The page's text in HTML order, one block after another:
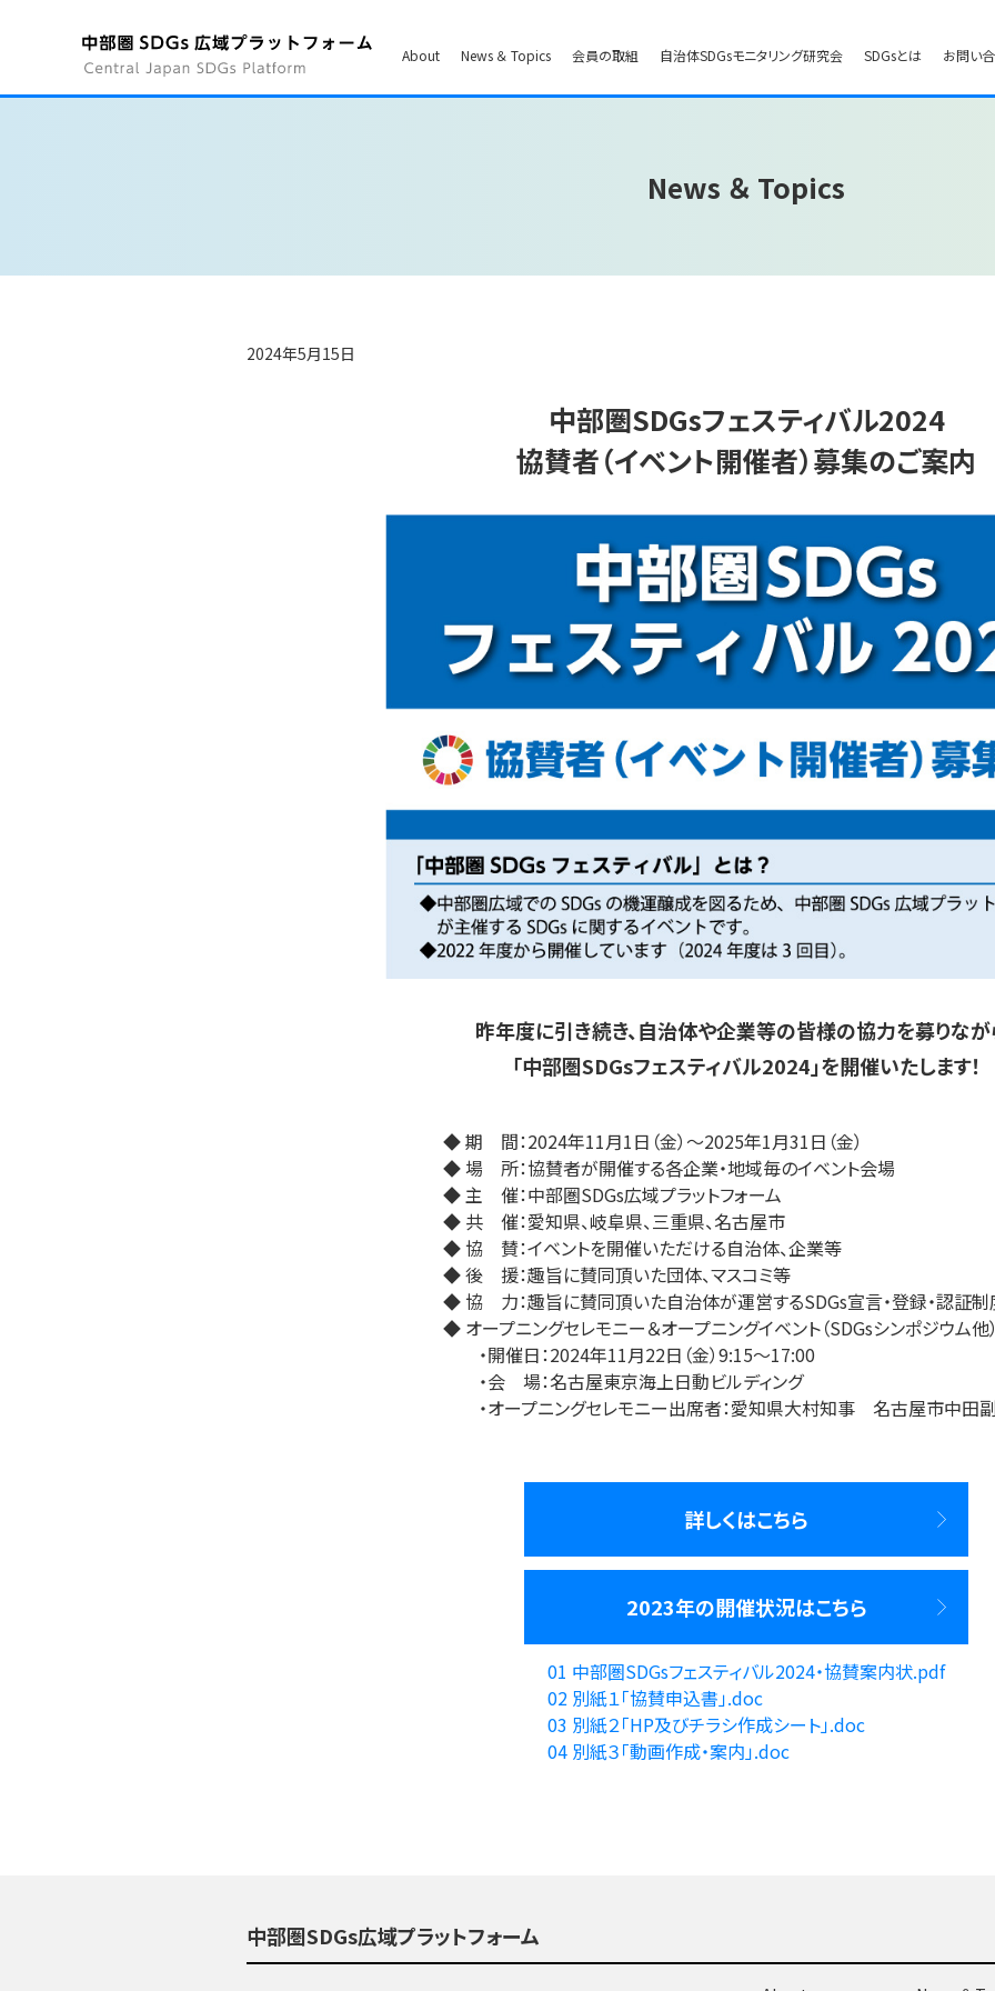
About News ＆ Topics 会員の取組 自治体SDGsモニタリング研究会 SDGsとは お問い
News ＆ Topics
2024年5月15日
中部圏SDGsフェスティバル2024
協賛者（イベント開催者）募集のご案内
昨年度に引き続き、自治体や企業等の皆様の協力を募りなが
「中部圏SDGsフェスティバル2024」を開催いたします！
◆ 期 間：2024年11月1日（金）～2025年1月31日（金）
◆ 場 所：協賛者が開催する各企業・地域毎のイベント会場
◆ 主 催：中部圏SDGs広域プラットフォーム
◆ 共 催：愛知県、岐阜県、三重県、名古屋市
◆ 協 賛：イベントを開催いただける自治体、企業等
◆ 後 援：趣旨に賛同頂いた団体、マスコミ等
◆ 協 力：趣旨に賛同頂いた自治体が運営するSDGs宣言・登録・認証制
◆ オープニングセレモニー＆オープニングイベント（SDGsシンポジウム他）
・開催日：2024年11月22日（金）9:15～17:00
・会 場：名古屋東京海上日動ビルディング
・オープニングセレモニー出席者：愛知県大村知事 名古屋市中田
詳しくはこちら
2023年の開催状況はこちら
01 中部圏SDGsフェスティバル2024・協賛案内状.pdf
02 別紙１「協賛申込書」.doc
03 別紙２「HP及びチラシ作成シート」.doc
04 別紙３「動画作成・案内」.doc
中部圏SDGs広域プラットフォーム